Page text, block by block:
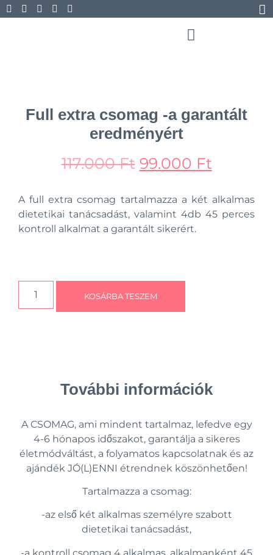
Full extra csomag -a garantált
eredményért
117.000Ft 99.000 Ft
A full extra csomag tartalmazza a két alkalmas
dietetikai tanácsadást, valamint 4db 45 perces
kontroll alkalmat a garantált sikerért.
KOSÁRBA TESZEM
További információk
A CSOMAG, ami mindent tartalmaz, lefedve egy
4-6 hónapos időszakot, garantálja a sikeres
életmódváltást, a folyamatos kapcsolatnak és az
ajándék JÓ(L)ENNI étrendnek köszönhetően!
Tartalmazza a csomag:
-az első két alkalmas személyre szabott
dietetikai tanácsadást,